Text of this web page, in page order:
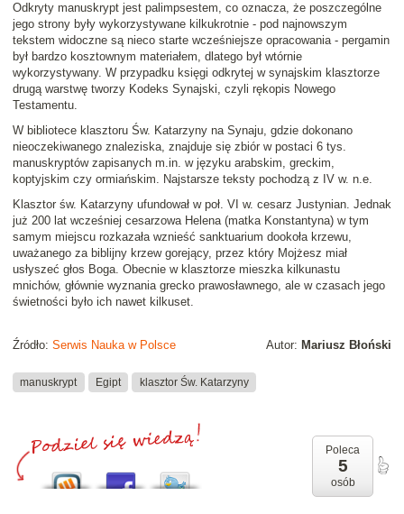
Odkryty manuskrypt jest palimpsestem, co oznacza, że poszczególne
jego strony były wykorzystywane kilkukrotnie - pod najnowszym
tekstem widoczne są nieco starte wcześniejsze opracowania - pergamin
był bardzo kosztownym materiałem, dlatego był wtórnie
wykorzystywany. W przypadku księgi odkrytej w synajskim klasztorze
drugą warstwę tworzy Kodeks Synajski, czyli rękopis Nowego
Testamentu.
W bibliotece klasztoru Św. Katarzyny na Synaju, gdzie dokonano
nieoczekiwanego znaleziska, znajduje się zbiór w postaci 6 tys.
manuskryptów zapisanych m.in. w języku arabskim, greckim,
koptyjskim czy ormiańskim. Najstarsze teksty pochodzą z IV w. n.e.
Klasztor św. Katarzyny ufundował w poł. VI w. cesarz Justynian. Jednak
już 200 lat wcześniej cesarzowa Helena (matka Konstantyna) w tym
samym miejscu rozkazała wznieść sanktuarium dookoła krzewu,
uważanego za biblijny krzew gorejący, przez który Mojżesz miał
usłyszeć głos Boga. Obecnie w klasztorze mieszka kilkunastu
mnichów, głównie wyznania grecko prawosławnego, ale w czasach jego
świetności było ich nawet kilkuset.
Autor: Mariusz Błoński
Źródło: Serwis Nauka w Polsce
manuskrypt Egipt klasztor Św. Katarzyny
Poleca
5
osób